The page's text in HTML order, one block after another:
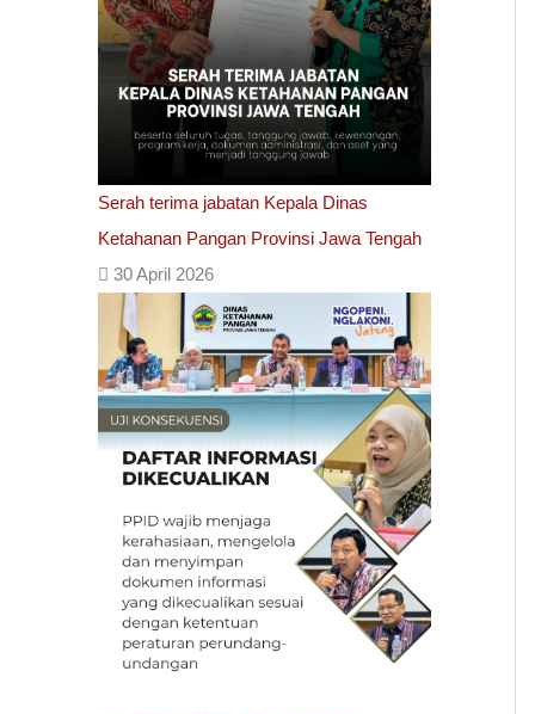
Serah terima jabatan Kepala Dinas
Ketahanan Pangan Provinsi Jawa Tengah
30 April 2026